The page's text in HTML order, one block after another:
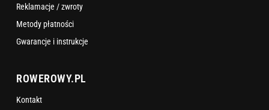
Reklamacje / zwroty
Metody płatności
Gwarancje i instrukcje
ROWEROWY.PL
Kontakt